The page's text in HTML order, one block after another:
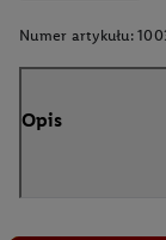
Numer artykułu:
Opis